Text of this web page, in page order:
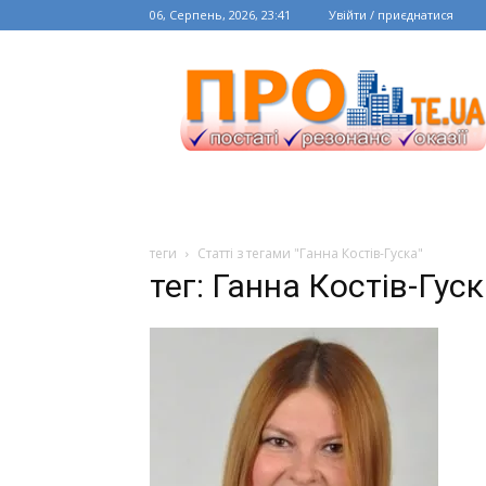
06, Серпень, 2026, 23:41 Увійти / приєднатися
теги Статті з тегами "Ганна Костів-Гуска"
тег: Ганна Костів-